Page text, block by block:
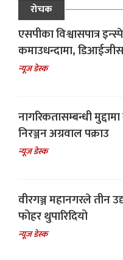
रोचक
एसपीका विश्वासपात्र
कमाउधन्दामा,
न्यूज डेस्क
नागरिकतासम्बन्धी
निरञ्जन अग्रवाल पक्राउ
न्यूज डेस्क
वीरगञ्ज महानगरले तीन
फोहर थुपारिदियो
न्यूज डेस्क